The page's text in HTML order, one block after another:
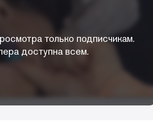
только подписчикам.
доступна всем.